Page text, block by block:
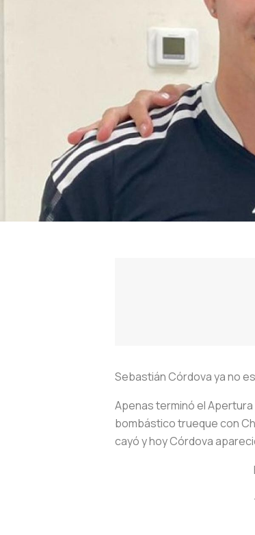
Sebastián Córdova ya no
Apenas terminó el
bombástico trueque con
cayó y hoy Córdova